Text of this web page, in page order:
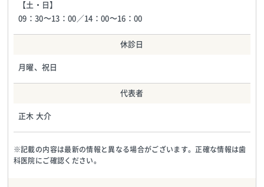
【土・日】
09：30～13：00／14：00～16：00
休診日
月曜、祝日
代表者
正木 大介
※記載の内容は最新の情報と異なる場合がございます。正確な情報は歯
科医院にご確認ください。